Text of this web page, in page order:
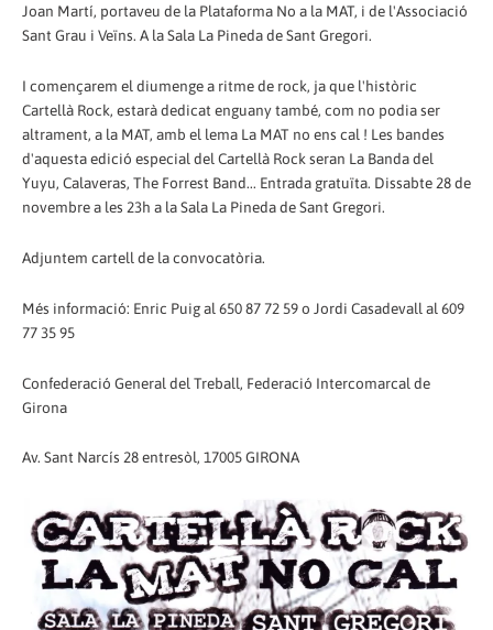
Joan Martí, portaveu de la Plataforma No a la MAT, i de l'Associació
Sant Grau i Veïns. A la Sala La Pineda de Sant Gregori.
I començarem el diumenge a ritme de rock, ja que l'històric
Cartellà Rock, estarà dedicat enguany també, com no podia ser
altrament, a la MAT, amb el lema La MAT no ens cal ! Les bandes
d'aquesta edició especial del Cartellà Rock seran La Banda del
Yuyu, Calaveras, The Forrest Band... Entrada gratuïta. Dissabte 28 de
novembre a les 23h a la Sala La Pineda de Sant Gregori.
Adjuntem cartell de la convocatòria.
Més informació: Enric Puig al 650 87 72 59 o Jordi Casadevall al 609
77 35 95
Confederació General del Treball, Federació Intercomarcal de
Girona
Av. Sant Narcís 28 entresòl, 17005 GIRONA